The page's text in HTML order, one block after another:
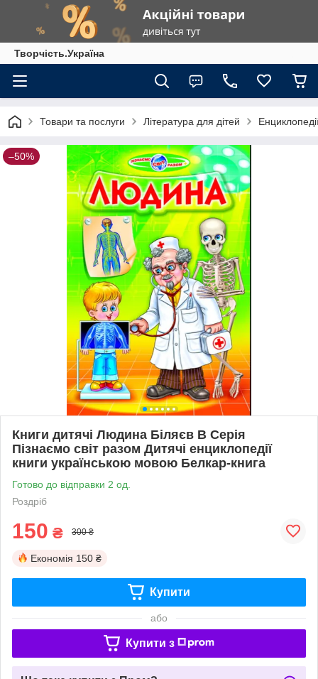
Творчість.Україна
Товари та послуги Література для дітей
–50%
Книги дитячі Людина Біляєв В Серія
Пізнаємо світ разом Дитячі енциклопедії
книги українською мовою Белкар-книга
Готово до відправки 2 од.
Роздріб
150 ₴ 300 ₴
Економія 150 ₴
Купити
або
Купити з